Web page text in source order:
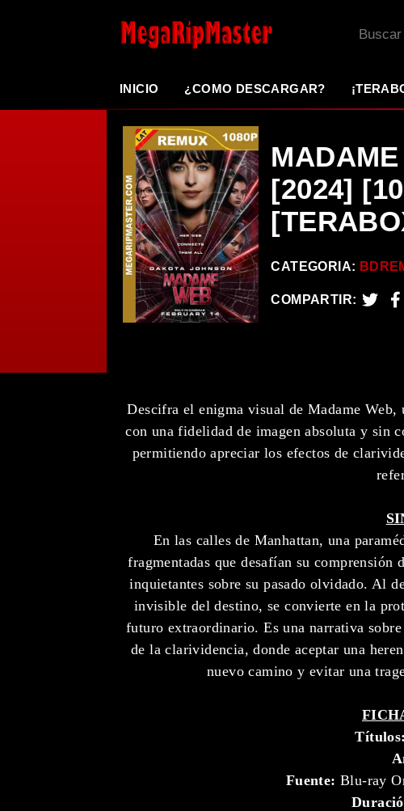
INICIO ¿COMO DESCARGAR?
[2024]
CATEGORIA:
COMPARTIR:
Descifra el enigma visual de Madame
con una fidelidad de imagen absoluta y sin
permitiendo apreciar los efectos de
En las calles de Manhattan, una
fragmentadas que desafían su
inquietantes sobre su pasado olvidado. Al
invisible del destino, se convierte en la
futuro extraordinario. Es una narrativa
de la clarividencia, donde aceptar una
nuevo camino y evitar una
Títulos:
Fuente: Blu-ray